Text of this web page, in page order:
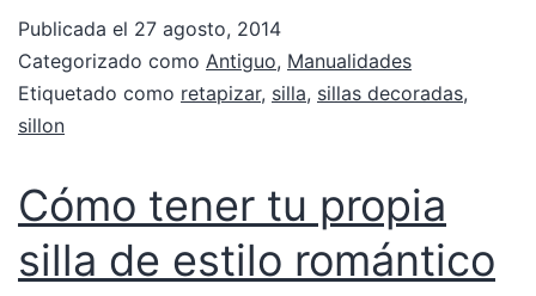
Publicada el 27 agosto, 2014
Categorizado como Antiguo, Manualidades
Etiquetado como retapizar, silla, sillas decoradas,
sillon
Cómo tener tu propia
silla de estilo romántico